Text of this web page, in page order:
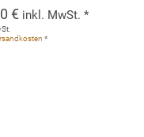
€ inkl. MwSt. *
*